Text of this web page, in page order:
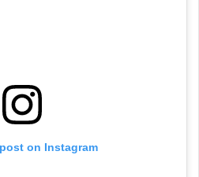
on Instagram